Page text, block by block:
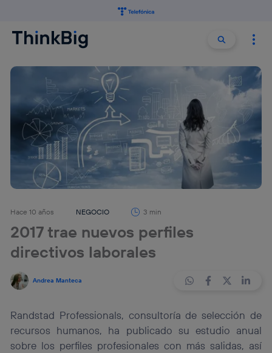
Buscar
Hace 10 años NEGOCIO 3 min
2017 trae nuevos perfiles
directivos laborales
Andrea Manteca
Randstad Professionals, consultoría de selección de
recursos humanos, ha publicado su estudio anual
sobre los perfiles profesionales con más salidas, así